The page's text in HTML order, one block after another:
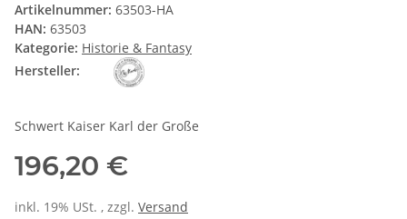
Artikelnummer: 63503-HA
HAN: 63503
Kategorie: Historie & Fantasy
Hersteller:
Schwert Kaiser Karl der Große
196,20 €
inkl. 19% USt. , zzgl. Versand